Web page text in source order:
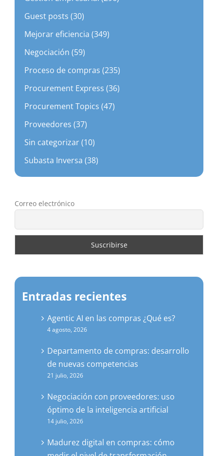
Guest posts (30)
Mejorar eficiencia (349)
Negociación (59)
Proceso de compras (235)
Procurement Express (36)
Procurement Topics (47)
Proveedores (37)
Sin categorizar (10)
Subasta Inversa (38)
Correo electrónico
Entradas recientes
Agentic AI en las compras ¿Qué es?
4 agosto, 2026
Departamento de compras: desarrollo
de nuevas competencias
21 julio, 2026
Negociación con proveedores: uso
óptimo de la inteligencia artificial
14 julio, 2026
Madurez digital en compras: cómo